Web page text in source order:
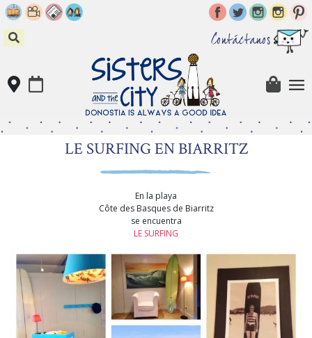
Skip
to
content
Contáctanos
LE SURFING EN BIARRITZ
En la playa
Côte des Basques de Biarritz
se encuentra
LE SURFING